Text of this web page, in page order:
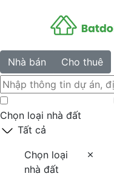
Nhà bán Cho thuê
Chọn loại nhà đất
Tất cả
Chọn loại
nhà đất